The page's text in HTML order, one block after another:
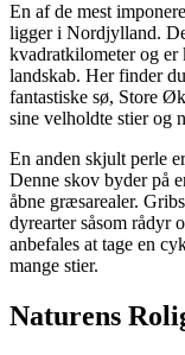
En af de mest
ligger i Nordjylland.
kvadratkilometer og er
landskab. Her finder
fantastiske sø, Store
sine velholdte stier og
En anden skjult perle
Denne skov byder på
åbne græsarealer.
dyrearter såsom rådyr
anbefales at tage en
mange stier.
Naturens